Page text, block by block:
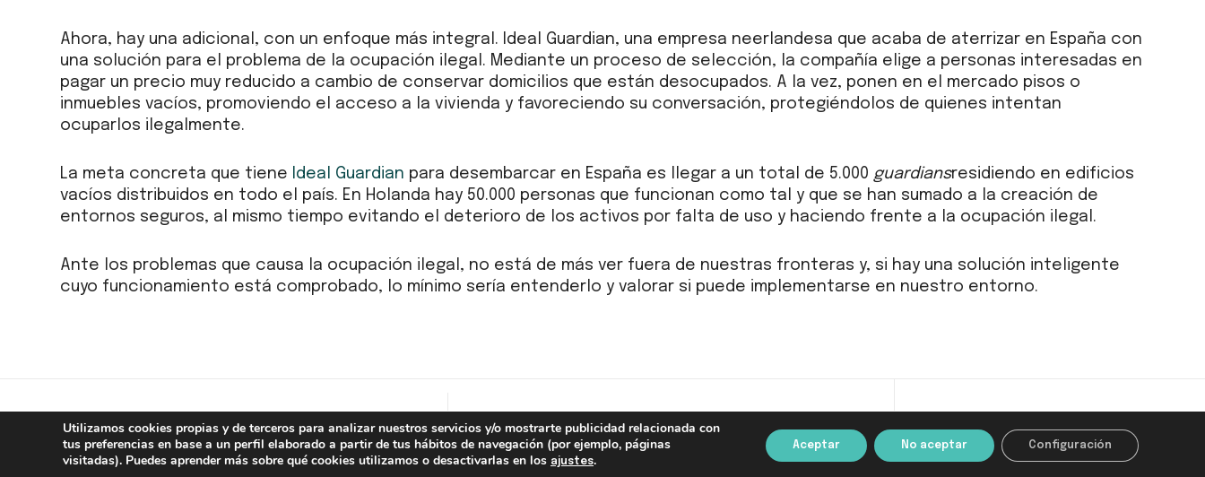
Ahora, hay una adicional, con un enfoque más integral. Ideal Guardian, una empresa neerlandesa que acaba de aterrizar en España con
una solución para el problema de la ocupación ilegal. Mediante un proceso de selección, la compañía elige a personas interesadas en
pagar un precio muy reducido a cambio de conservar domicilios que están desocupados. A la vez, ponen en el mercado pisos o
inmuebles vacíos, promoviendo el acceso a la vivienda y favoreciendo su conversación, protegiéndolos de quienes intentan
ocuparlos ilegalmente.
La meta concreta que tiene Ideal Guardian para desembarcar en España es llegar a un total de 5.000 guardiansresidiendo en edificios
vacíos distribuidos en todo el país. En Holanda hay 50.000 personas que funcionan como tal y que se han sumado a la creación de
entornos seguros, al mismo tiempo evitando el deterioro de los activos por falta de uso y haciendo frente a la ocupación ilegal.
Ante los problemas que causa la ocupación ilegal, no está de más ver fuera de nuestras fronteras y, si hay una solución inteligente
cuyo funcionamiento está comprobado, lo mínimo sería entenderlo y valorar si puede implementarse en nuestro entorno.
Webinar del Observatorio del Sector Aéreo: «Impacto de la pandemia en el turismo y perspectivas para 2021»
Share : Email Facebook
Linkedin
Reddit Tumblr
Utilizamos cookies propias y de terceros para analizar nuestros servicios y/o mostrarte publicidad relacionada con
tus preferencias en base a un perfil elaborado a partir de tus hábitos de navegación (por ejemplo, páginas
visitadas). Puedes aprender más sobre qué cookies utilizamos o desactivarlas en los ajustes.
Aceptar No aceptar Configuración